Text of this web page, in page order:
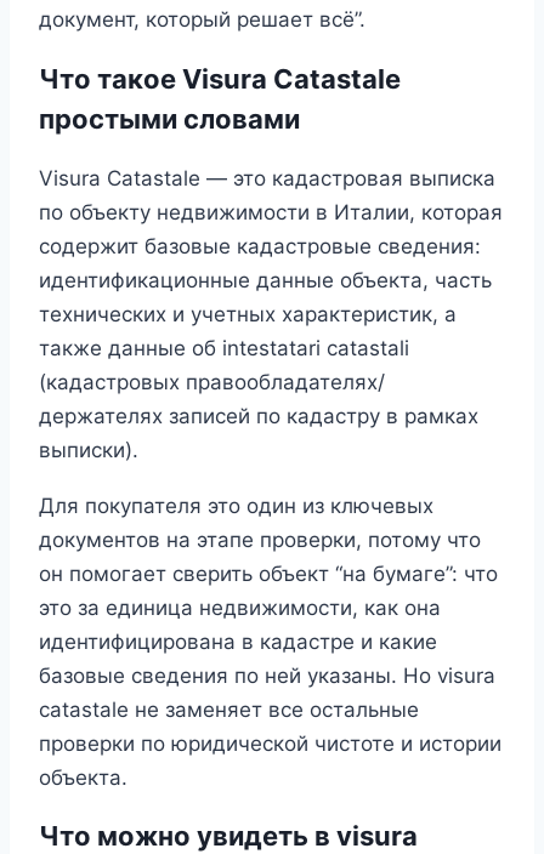
документ, который решает всё”.
Что такое Visura Catastale
простыми словами
Visura Catastale — это кадастровая выписка
по объекту недвижимости в Италии, которая
содержит базовые кадастровые сведения:
идентификационные данные объекта, часть
технических и учетных характеристик, а
также данные об intestatari catastali
(кадастровых правообладателях/
держателях записей по кадастру в рамках
выписки).
Для покупателя это один из ключевых
документов на этапе проверки, потому что
он помогает сверить объект “на бумаге”: что
это за единица недвижимости, как она
идентифицирована в кадастре и какие
базовые сведения по ней указаны. Но visura
catastale не заменяет все остальные
проверки по юридической чистоте и истории
объекта.
Что можно увидеть в visura